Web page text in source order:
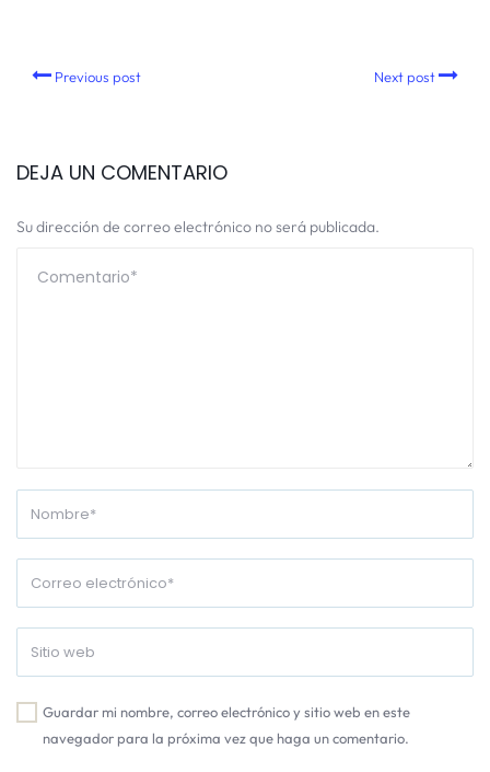
Previous post Next post
DEJA UN COMENTARIO
Su dirección de correo electrónico no será publicada.
Guardar mi nombre, correo electrónico y sitio web en este
navegador para la próxima vez que haga un comentario.